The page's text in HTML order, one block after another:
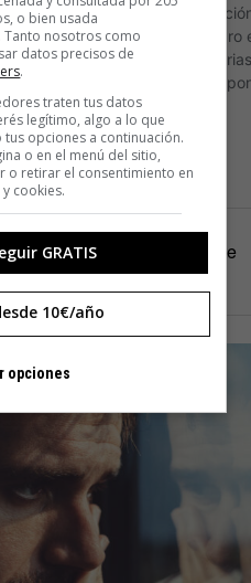
la infelicidad ya no te
Visto así…
o bien usada
Tanto nosotros como
datos precisos de
.
traten tus datos
legítimo, algo a lo que
opciones a continuación.
o en el menú del sitio,
o retirar el consentimiento en
cookies.
GRATIS
10€/año
opciones